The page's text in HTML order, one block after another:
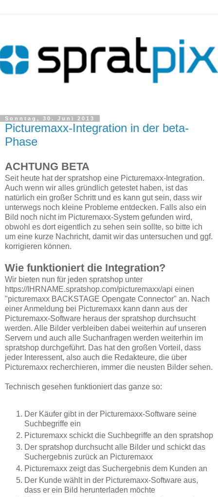
Sonntag, 30. Juni 2013
Picturemaxx-Integration in der beta-
Phase
ACHTUNG BETA
Seit heute hat der spratshop eine Picturemaxx-Integration.
Auch wenn wir alles gründlich getestet haben, ist das
natürlich ein großer Schritt und es kann gut sein, dass wir
unterwegs noch kleine Probleme entdecken. Falls also ein
Bild noch nicht im Picturemaxx-System gefunden wird,
obwohl es dort eigentlich zu sehen sein sollte, so bitte ich
um eine kurze Nachricht, damit wir das untersuchen und ggf.
korrigieren können.
Wie funktioniert die Integration?
Wir bieten nun für jeden spratshop unter
https://IHRNAME.spratshop.com/picturemaxx/api einen
"picturemaxx BACKSTAGE Opengate Connector" an. Nach
einer Anmeldung bei Picturemaxx kann dann aus der
Picturemaxx-Software heraus der spratshop durchsucht
werden. Alle Bilder verbleiben dabei weiterhin auf unseren
Servern und auch alle Suchanfragen werden weiterhin im
spratshop durchgeführt. Das hat den großen Vorteil, dass
jeder Interessent, also auch die Redakteure, die über
Picturemaxx recherchieren, immer die neusten Bilder sehen.
Technisch gesehen funktioniert das ganze so:
Der Käufer gibt in der Picturemaxx-Software seine
Suchbegriffe ein
Picturemaxx schickt die Suchbegriffe an den spratshop
Der spratshop durchsucht alle Bilder und schickt das
Suchergebnis zurück an Picturemaxx
Picturemaxx zeigt das Suchergebnis dem Kunden an
Der Kunde wählt in der Picturemaxx-Software aus,
dass er ein Bild herunterladen möchte